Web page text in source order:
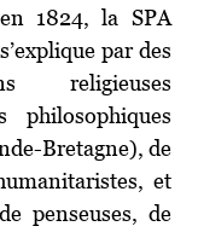
1824, la SPA
par des
religieuses
philosophiques
Bretagne), de
et
penseuses, de